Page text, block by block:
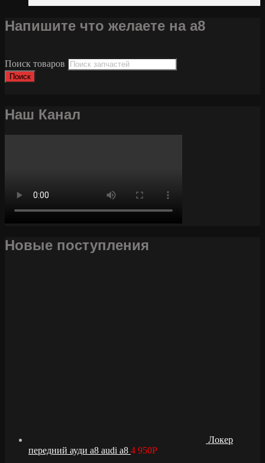
Напишите что желаете на а8
Поиск товаров
Поиск
Наш Канал
Новые поступления
Локер
передний ауди а8 audi a8 4 950Р